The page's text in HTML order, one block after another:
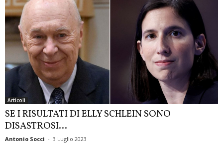
Articoli
SE I RISULTATI DI ELLY SCHLEIN SONO
DISASTROSI…
Antonio Socci - 3 Luglio 2023